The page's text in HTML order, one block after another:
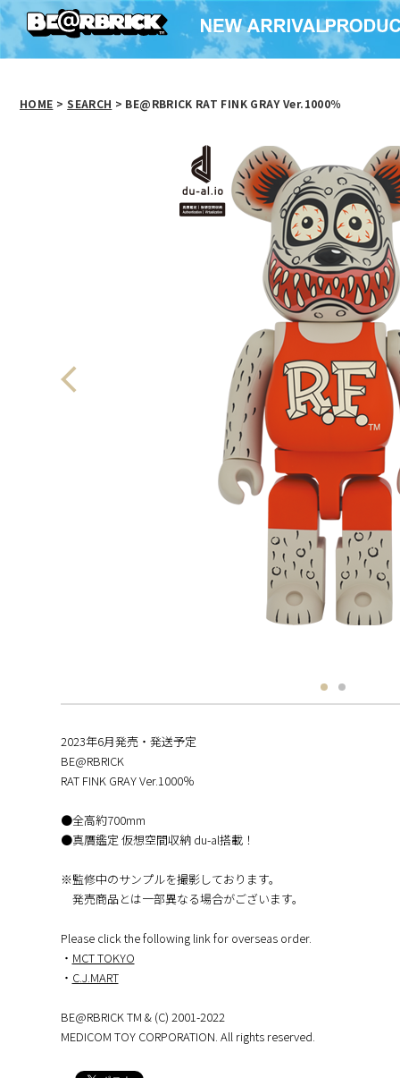
HOME > SEARCH > BE@RBRICK RAT FINK GRAY Ver.1000％
2023年6月発売・発送予定
BE@RBRICK
RAT FINK GRAY Ver.1000％
●全高約700mm
●真贋鑑定 仮想空間収納 du-al搭載！
※監修中のサンプルを撮影しております。
発売商品とは一部異なる場合がございます。
Please click the following link for overseas order.
・ MCT TOKYO
・ C.J.MART
BE@RBRICK TM & (C) 2001-2022
MEDICOM TOY CORPORATION. All rights reserved.